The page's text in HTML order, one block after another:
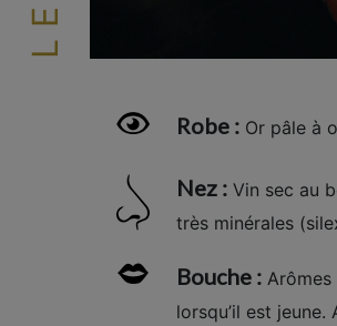
Robe :Or pâle à
Nez :Vin sec au
très minérales
Bouche :Arômes
lorsqu’il est